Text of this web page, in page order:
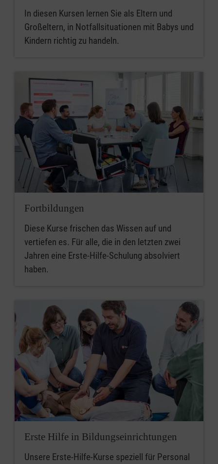
In diesen Kursen lernen Sie als Eltern und
Großeltern, in Notfallsituationen mit Babys und
Kindern richtig zu handeln.
Fortbildungen
Diese Kurse frischen das Wissen auf und
vertiefen es. Für alle, die in den letzten zwei
Jahren eine Erste-Hilfe-Schulung absolviert
haben.
Erste Hilfe in Bildungseinrichtungen
Unsere Erste-Hilfe-Kurse speziell für Personal